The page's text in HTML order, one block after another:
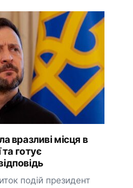
вразливі місця в
та готує
подій президент